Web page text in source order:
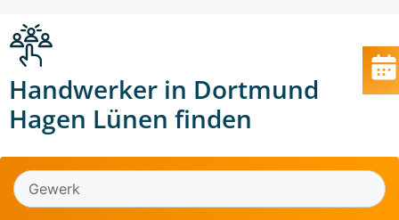
Handwerker in Dortmund
Hagen Lünen finden